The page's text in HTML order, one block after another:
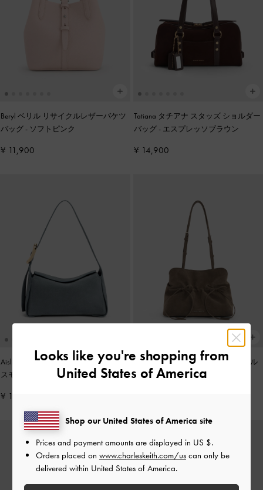
Beryl ベリル リサイクルレザーバケツ
バッグ- ソフトピンク
¥ 11,900
Tatiana タチアナ スタッズ ショルダー
バッグ- エスプレッソブラウン
¥ 14,900
Aislin アシュリン ショルダーバッグ
スモーキーブルー
¥ 15,900
Reese リース ルーシュド ボウ ショル
ダーバッグ-ストーングレー
Looks like you're shopping from
United States of America
Shop our United States of America site
Prices and payment amounts are displayed in US $.
Orders placed on www.charleskeith.com/us can only be
delivered within United States of America.